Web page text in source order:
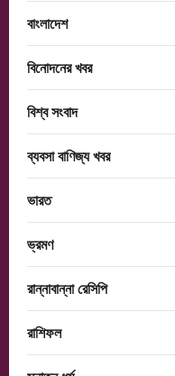
বাংলাদেশ
বিনোদনের খবর
বিশ্ব সংবাদ
ব্যবসা বাণিজ্য খবর
ভারত
ভ্রমণ
রান্নাবান্না রেসিপি
রাশিফল